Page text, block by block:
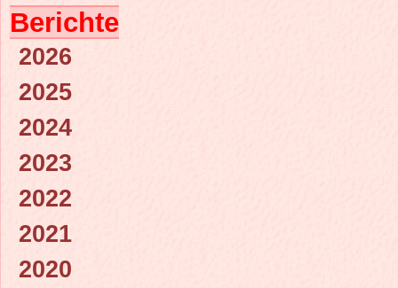
Berichte
2026
2025
2024
2023
2022
2021
2020